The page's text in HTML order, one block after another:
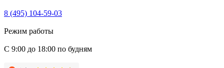
8 (495) 104-59-03
Режим работы
С 9:00 до 18:00 по будням